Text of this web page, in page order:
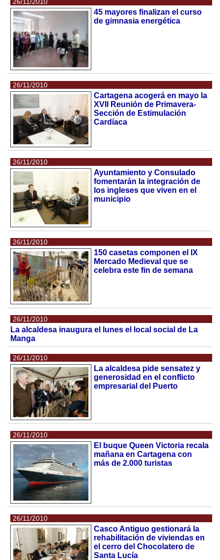
26/11/2010
45 mayores finalizan el curso
de gimnasia energética
26/11/2010
Cartagena acogerá en mayo la
XVII Reunión de Primavera-
Sección de Estimulación
Cardíaca
26/11/2010
Ayuntamiento y Consulado
fomentarán la integración de
los ingleses que viven en el
municipio
26/11/2010
150 casetas componen el IX
Mercado Medieval que se
celebra este fin de semana
26/11/2010
La alcaldesa inaugura el lunes el local social de La
Manga
26/11/2010
La alcaldesa pide sensatez y
generosidad en el conflicto
empresarial del Puerto
26/11/2010
El buque Queen Victoria recala
mañana en Cartagena con
más de 2.000 turistas
26/11/2010
Casco Antiguo gestionará la
rehabilitación de viviendas en
el cerro del Chocolatero de
Santa Lucía